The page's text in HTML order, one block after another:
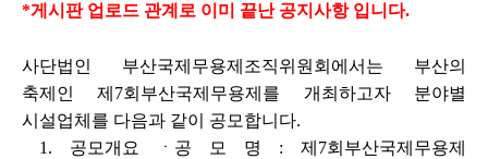
*게시판 업로드 관계로 이미 끝난 공지사항 입니다.
사단법인 부산국제무용제조직위원회에서는 부산의
축제인 제7회부산국제무용제를 개최하고자 분야별
시설업체를 다음과 같이 공모합니다.
1. 공모개요 ㆍ공 모 명 : 제7회부산국제무용제